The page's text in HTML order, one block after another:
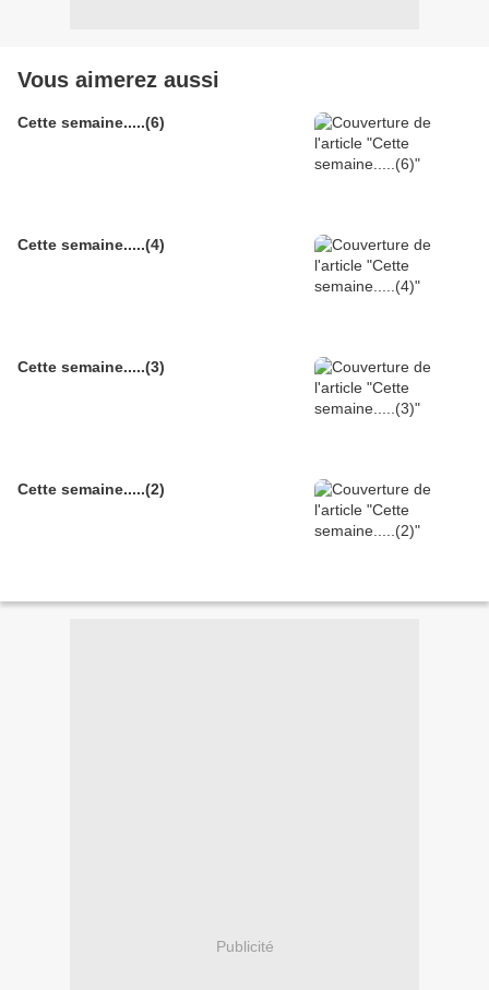
Vous aimerez aussi
Cette semaine.....(6)
Cette semaine.....(4)
Cette semaine.....(3)
Cette semaine.....(2)
Publicité